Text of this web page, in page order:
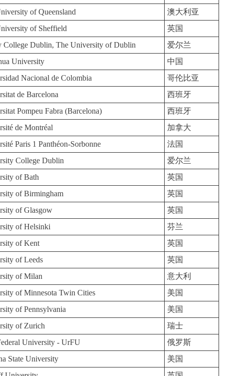
of Queensland
澳大利亚
of Sheffield
英国
College Dublin, The University of Dublin
爱尔兰
University
中国
Nacional de Colombia
哥伦比亚
de Barcelona
西班牙
Pompeu Fabra (Barcelona)
西班牙
de Montréal
加拿大
Paris 1 Panthéon-Sorbonne
法国
College Dublin
爱尔兰
of Bath
英国
of Birmingham
英国
of Glasgow
英国
of Helsinki
芬兰
of Kent
英国
of Leeds
英国
of Milan
意大利
of Minnesota Twin Cities
美国
of Pennsylvania
美国
of Zurich
瑞士
University - UrFU
俄罗斯
State University
美国